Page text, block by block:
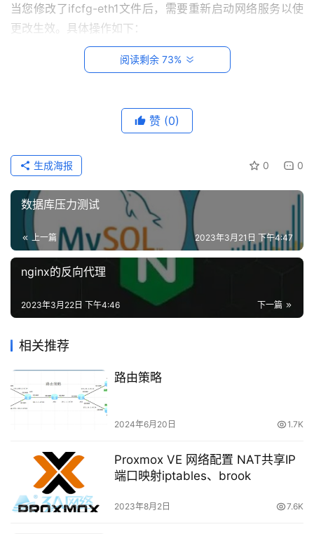
运
维
网
络
安
网
站
设
域
名
与
备
载
登录 注册
当您修改了ifcfg-eth1文件后，需要重新启动网络服务以使
更改生效。具体操作如下：
使用以下命令打开ifcfg-eth1文件：
修改文件中的相关参数。
保存并退出编辑器。
执行以下命令重启网络服务：
sudo systemctl restart network
执行完以上步骤后，ifcfg-eth1文件中的更改将生效，
你可以使用ifconfig或ip addr命令来检查新的网络配置是否
已生效。
正确的网卡配置文件有哪些内容
DEVICE =eth0
#物理网卡的设备名
UUID=5fb06bd0-
=eth0
#DHCP  static   none 三种模式
TYPE
DEFROUTE yes
IPV6INIT=no
IPV4_FAILURE_FATAL
PEERDNS=yes
阅读剩余 73%
赞 (0)
0 0
生成海报
数据库压力测试
上一篇 2023年3月21日 下午4:47
nginx的反向代理
下一篇
2023年3月22日 下午4:46
相关推荐
路由策略
2024年6月20日 1.7K
Proxmox VE 网络配置 NAT共享IP
端口映射iptables、brook
2023年8月2日 7.6K